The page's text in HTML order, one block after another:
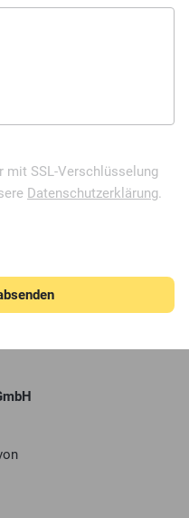
mit SSL-Verschlüsselung
Datenschutzerklärung.